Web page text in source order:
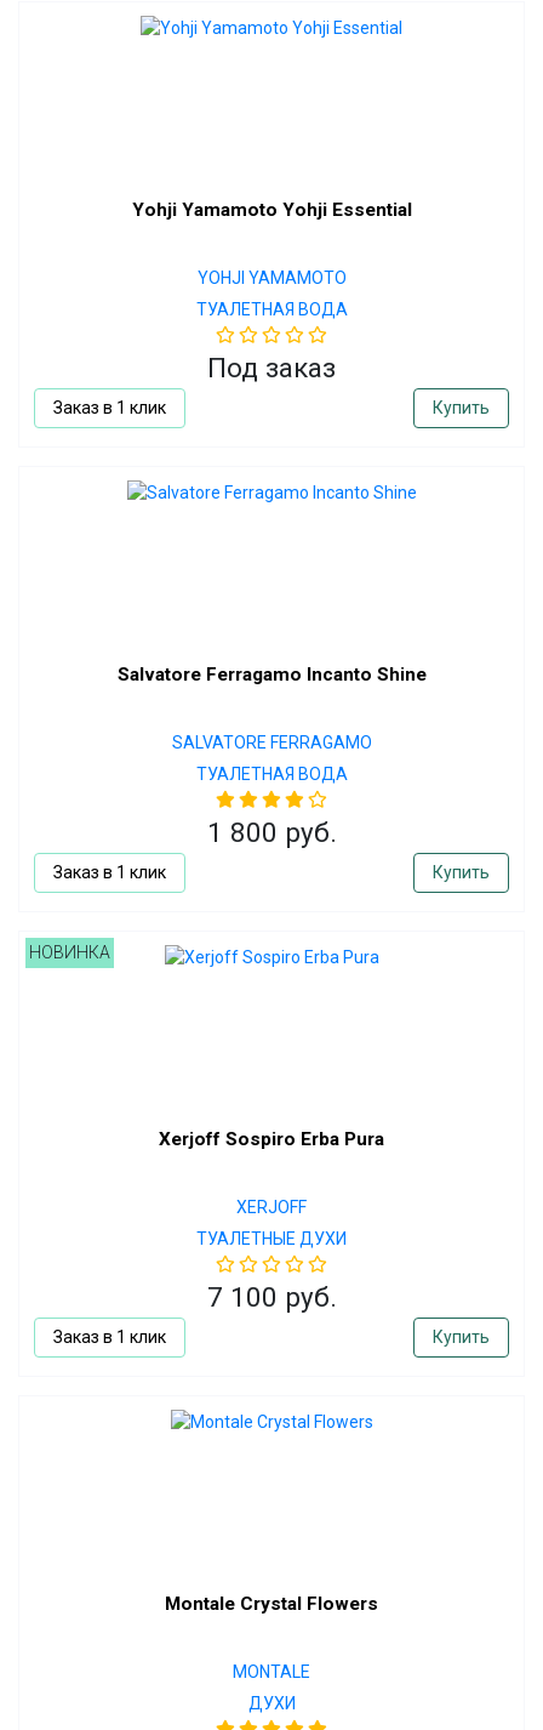
Yohji Yamamoto Yohji Essential
YOHJI YAMAMOTO
ТУАЛЕТНАЯ ВОДА
Под заказ
Заказ в 1 клик Купить
Salvatore Ferragamo Incanto Shine
SALVATORE FERRAGAMO
ТУАЛЕТНАЯ ВОДА
1 800 руб.
Заказ в 1 клик Купить
НОВИНКА
Xerjoff Sospiro Erba Pura
XERJOFF
ТУАЛЕТНЫЕ ДУХИ
7 100 руб.
Заказ в 1 клик Купить
Montale Crystal Flowers
MONTALE
ДУХИ